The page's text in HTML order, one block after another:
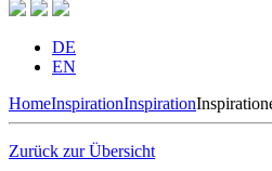
DE
EN
HomeInspirationInspiration
Zurück zur Übersicht